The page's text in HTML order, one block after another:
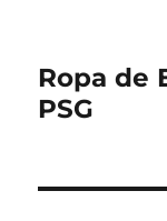
Ropa de
PSG